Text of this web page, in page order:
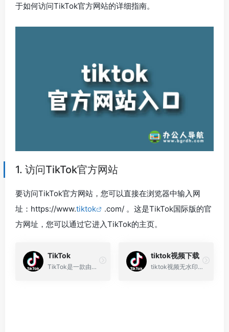
于如何访问TikTok官方网站的详细指南。
1. 访问TikTok官方网站
要访问TikTok官方网站，您可以直接在浏览器中输入网
址：https://www.tiktok
.com/ 。这是TikTok国际版的官
方网址，您可以通过它进入TikTok的主页。
TikTok
TikTok是一款由字节跳动（ByteDance）开发的全球性短视频社交平台，抖音国际版
tiktok视频下载
tiktok视频无水印解析下载网站